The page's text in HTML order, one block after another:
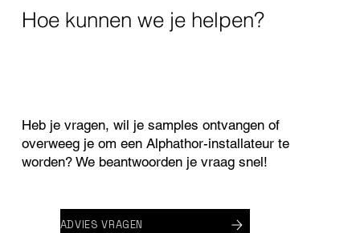
Hoe kunnen we je helpen?
Heb je vragen, wil je samples ontvangen of
overweeg je om een Alphathor-installateur te
worden? We beantwoorden je vraag snel!
ADVIES VRAGEN